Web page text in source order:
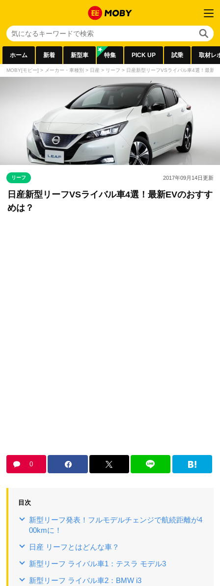
ホーム 新着 新型車 特集 PICK UP 試乗 取材レ
MOBY[モビー] > メーカー・車種別 > 日産 > リーフ > 日産新型リーフVSライバル車4選！最新
リーフ 2017年09月14日更新
日産新型リーフVSライバル車4選！最新EVのおすす
めは？
0
目次
新型リーフ発表！フルモデルチェンジで航続距離が4
00kmに！
日産 リーフとはどんな車？
新型リーフ ライバル車1：テスラ モデル3
新型リーフ ライバル車2：BMW i3